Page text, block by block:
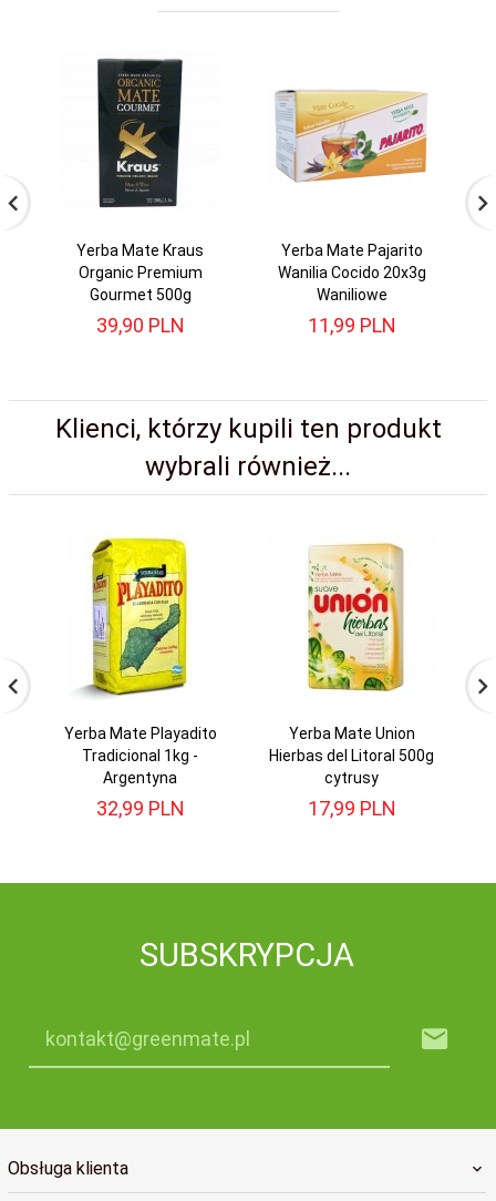
Yerba Mate Kraus
Organic Premium
Gourmet 500g
39,90 PLN
Yerba Mate Pajarito
Wanilia Cocido 20x3g
Waniliowe
11,99 PLN
Klienci, którzy kupili ten produkt
wybrali również...
Yerba Mate Playadito
Tradicional 1kg -
Argentyna
32,99 PLN
Yerba Mate Union
Hierbas del Litoral 500g
cytrusy
17,99 PLN
SUBSKRYPCJA
kontakt@greenmate.pl
Obsługa klienta